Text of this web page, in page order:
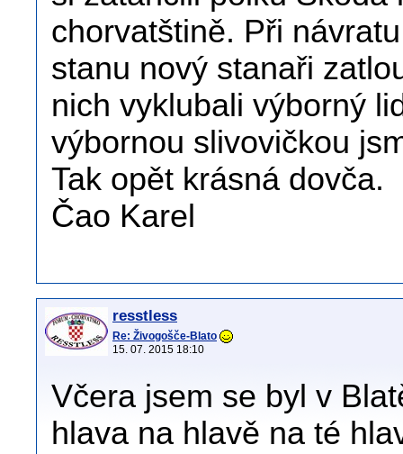
chorvatštině. Při
stanu nový stanaři
nich vyklubali výborný
výbornou slivovičkou
Tak opět krásná dovča.
Čao Karel
resstless
Re: Živogošče-Blato
15. 07. 2015 18:10
Včera jsem se byl v
hlava na hlavě na té